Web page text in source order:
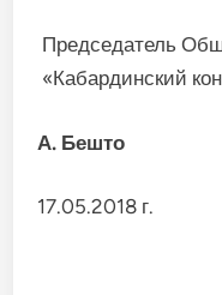
Председатель
А. Бешто
17.05.2018 г.